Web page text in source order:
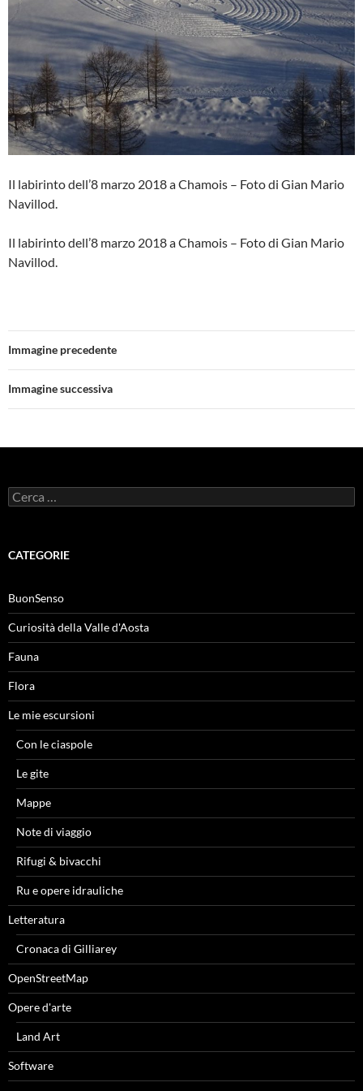
Il labirinto dell’8 marzo 2018 a Chamois – Foto di Gian Mario
Navillod.
Il labirinto dell’8 marzo 2018 a Chamois – Foto di Gian Mario
Navillod.
Immagine precedente
Immagine successiva
Ricerca
per:
CATEGORIE
BuonSenso
Curiosità della Valle d'Aosta
Fauna
Flora
Le mie escursioni
Con le ciaspole
Le gite
Mappe
Note di viaggio
Rifugi & bivacchi
Ru e opere idrauliche
Letteratura
Cronaca di Gilliarey
OpenStreetMap
Opere d'arte
Land Art
Software